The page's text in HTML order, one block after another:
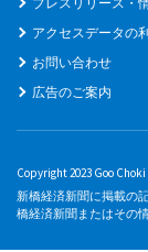
アクセスデータの
お問い合わせ
広告のご案内
Copyright 2023 Goo
新橋経済新聞に掲載の
橋経済新聞またはその